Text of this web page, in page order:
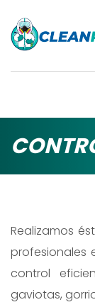
Realizamos
profesionales
control
gaviotas,